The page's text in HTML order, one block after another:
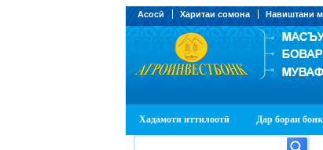
Асосӣ Харитаи сомона Навиштани
Хадамоти иттилоотӣ Дар бораи бонк